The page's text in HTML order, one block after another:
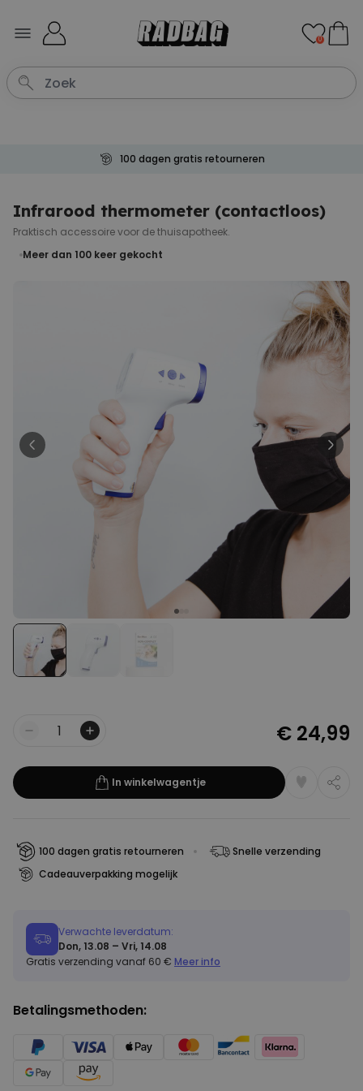
0
100 dagen gratis retourneren
Infrarood thermometer (contactloos)
Praktisch accessoire voor de thuisapotheek.
Meer dan 100 keer gekocht
€ 24,99
In winkelwagentje
100 dagen gratis retourneren
Snelle verzending
Cadeauverpakking mogelijk
Verwachte leverdatum:
Don, 13.08 – Vri, 14.08
Gratis verzending vanaf 60 € Meer info
Betalingsmethoden: